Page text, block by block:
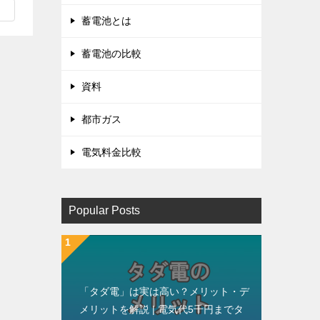
蓄電池とは
蓄電池の比較
資料
都市ガス
電気料金比較
Popular Posts
「タダ電」は実は高い？メリット・デ
メリットを解説 | 電気代5千円までタ